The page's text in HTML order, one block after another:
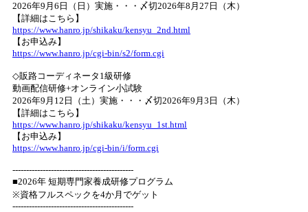
2026年9月6日（日）実施・・・〆切2026年8月27日（木）
【詳細はこちら】
https://www.hanro.jp/shikaku/kensyu_2nd.html
【お申込み】
https://www.hanro.jp/cgi-bin/s2/form.cgi
◇販路コーディネータ1級研修
動画配信研修+オンライン小試験
2026年9月12日（土）実施・・・〆切2026年9月3日（木）
【詳細はこちら】
https://www.hanro.jp/shikaku/kensyu_1st.html
【お申込み】
https://www.hanro.jp/cgi-bin/i/form.cgi
--------------------------------------------
■2026年 短期専門家養成研修プログラム
※資格フルスペックを4か月でゲット
--------------------------------------------